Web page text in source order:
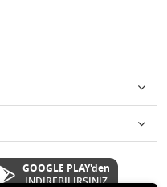
GOOGLE PLAY'den
İNDİREBİLİRSİNİZ